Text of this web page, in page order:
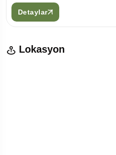
Detaylar
Lokasyon